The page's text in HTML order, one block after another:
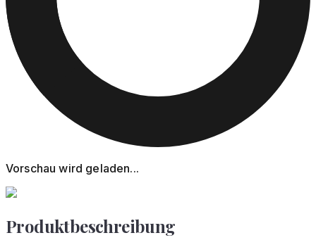
Vorschau wird geladen...
Produktbeschreibung